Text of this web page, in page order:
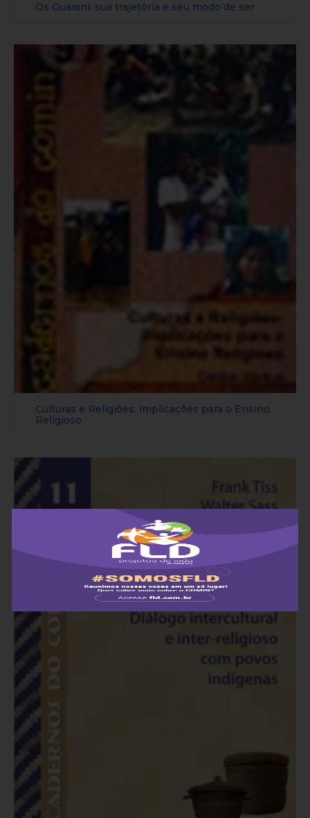
Os Guarani: sua trajetória e seu modo de ser
Culturas e Religiões: implicações para o Ensino
Religioso